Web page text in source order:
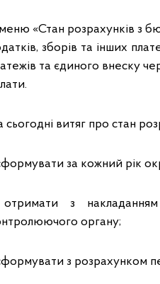
«Стан розрахунків з
зборів та інших
та єдиного внеску
сьогодні витяг про стан
за кожний рік
з накладанням
органу;
з розрахунком